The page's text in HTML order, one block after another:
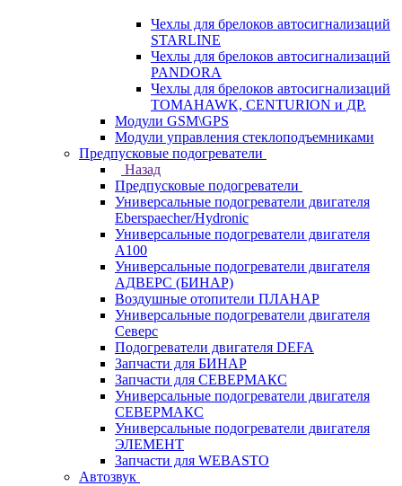
Чехлы для брелоков автосигнализаций
STARLINE
Чехлы для брелоков автосигнализаций
PANDORA
Чехлы для брелоков автосигнализаций
TOMAHAWK, CENTURION и ДР.
Модули GSM\GPS
Модули управления стеклоподъемниками
Предпусковые подогреватели
Назад
Предпусковые подогреватели
Универсальные подогреватели двигателя
Eberspaecher/Hydronic
Универсальные подогреватели двигателя
A100
Универсальные подогреватели двигателя
АДВЕРС (БИНАР)
Воздушные отопители ПЛАНАР
Универсальные подогреватели двигателя
Северс
Подогреватели двигателя DEFA
Запчасти для БИНАР
Запчасти для СЕВЕРМАКС
Универсальные подогреватели двигателя
СЕВЕРМАКС
Универсальные подогреватели двигателя
ЭЛЕМЕНТ
Запчасти для WEBASTO
Автозвук